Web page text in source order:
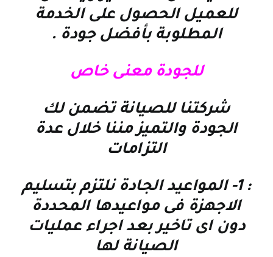
للعميل الحصول على الخدمة
المطلوبة بأفضل جودة .
للجودة معنى خاص
شركتنا للصيانة تضمن لك
الجودة والتميز مننا خلال عدة
التزامات
: 1-
المواعيد الجادة نلتزم بتسليم
الاجهزة فى مواعيدها المحددة
دون اى تاخير بعد اجراء عمليات
الصيانة لها